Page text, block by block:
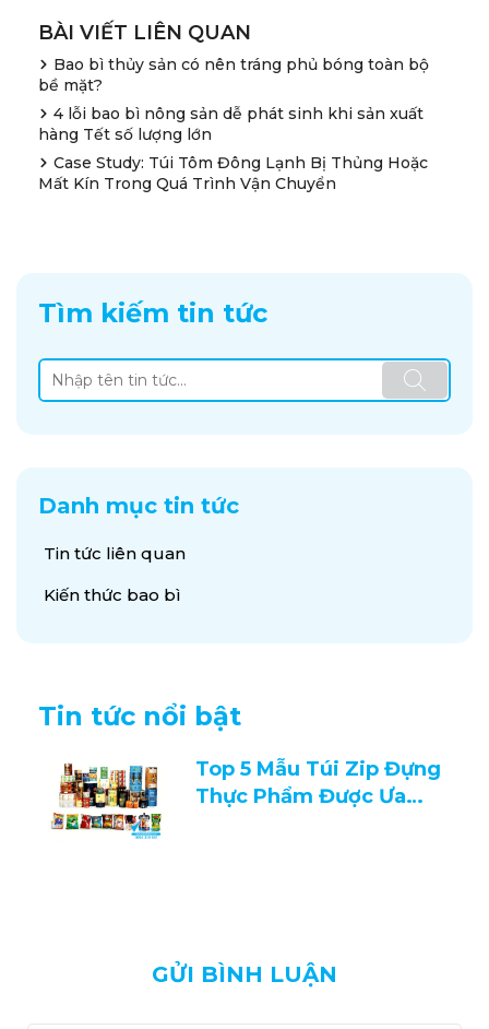
BÀI VIẾT LIÊN QUAN
Bao bì thủy sản có nên tráng phủ bóng toàn bộ
bề mặt?
4 lỗi bao bì nông sản dễ phát sinh khi sản xuất
hàng Tết số lượng lớn
Case Study: Túi Tôm Đông Lạnh Bị Thủng Hoặc
Mất Kín Trong Quá Trình Vận Chuyển
Tìm kiếm tin tức
Danh mục tin tức
Tin tức liên quan
Kiến thức bao bì
Tin tức nổi bật
Top 5 Mẫu Túi Zip Đựng
Thực Phẩm Được Ưa
GỬI BÌNH LUẬN